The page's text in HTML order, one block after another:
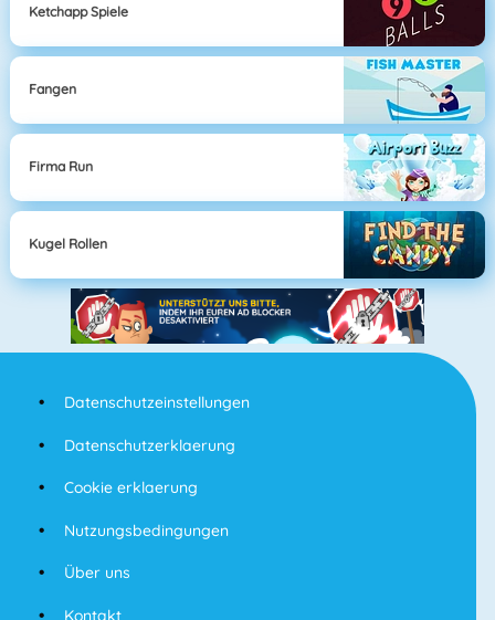
Ketchapp Spiele
Fangen
Firma Run
Kugel Rollen
Datenschutzeinstellungen
Datenschutzerklaerung
Cookie erklaerung
Nutzungsbedingungen
Über uns
Kontakt